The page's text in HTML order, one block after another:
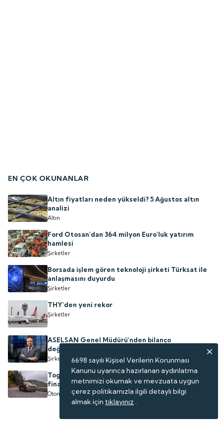
EN ÇOK OKUNANLAR
Altın fiyatları neden yükseldi? 5 Ağustos altın
analizi
Altın
Ford Otosan'dan 364 milyon Euro'luk yatırım
hamlesi
Şirketler
Borsada işlem gören teknoloji şirketi Türksat ile
anlaşmasını duyurdu
Şirketler
THY'den yeni rekor
Şirketler
ASELSAN Genel Müdürü'nden bilanço
değerlendirmesi
Şirketler
Togg ağustos kampanyası başladı: Faizsiz
finansman paketi
Otomotiv
6698 sayılı Kişisel Verilerin Korunması
Kanunu uyarınca hazırlanan aydınlatma
metnimizi okumak ve mevzuata uygun
çerez politikamızla ilgili detaylı bilgi
almak için tıklayınız .